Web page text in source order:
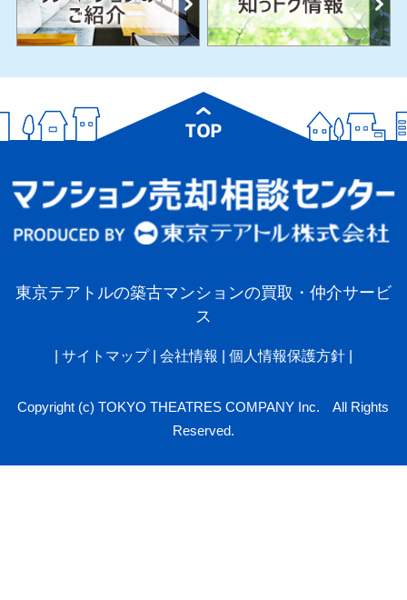
東京テアトルの築古マンションの買取・仲介サービ
ス
サイトマップ 会社情報 個人情報保護方針|
Copyright (c) TOKYO THEATRES COMPANY Inc. All Rights
Reserved.